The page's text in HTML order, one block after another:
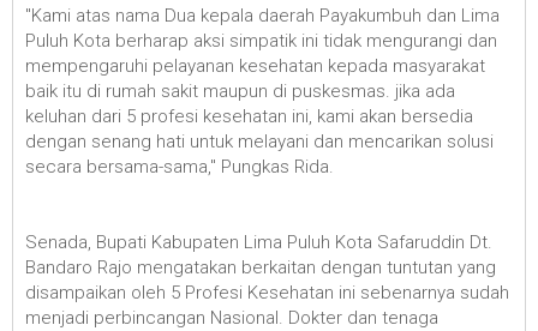
"Kami atas nama Dua kepala daerah Payakumbuh dan Lima
Puluh Kota berharap aksi simpatik ini tidak mengurangi dan
mempengaruhi pelayanan kesehatan kepada masyarakat
baik itu di rumah sakit maupun di puskesmas. jika ada
keluhan dari 5 profesi kesehatan ini, kami akan bersedia
dengan senang hati untuk melayani dan mencarikan solusi
secara bersama-sama," Pungkas Rida.
Senada, Bupati Kabupaten Lima Puluh Kota Safaruddin Dt.
Bandaro Rajo mengatakan berkaitan dengan tuntutan yang
disampaikan oleh 5 Profesi Kesehatan ini sebenarnya sudah
menjadi perbincangan Nasional. Dokter dan tenaga